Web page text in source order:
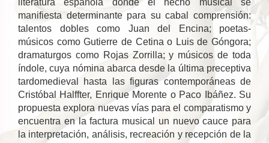
literatura española donde el hecho musical se
manifiesta determinante para su cabal comprensión:
talentos dobles como Juan del Encina; poetas-
músicos como Gutierre de Cetina o Luis de Góngora;
dramaturgos como Rojas Zorrilla; y músicos de toda
índole, cuya nómina abarca desde la última preceptiva
tardomedieval hasta las figuras contemporáneas de
Cristóbal Halffter, Enrique Morente o Paco Ibáñez. Su
propuesta explora nuevas vías para el comparatismo y
encuentra en la factura musical un nuevo cauce para
la interpretación, análisis, recreación y recepción de la